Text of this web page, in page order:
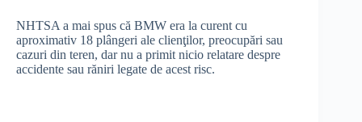
NHTSA a mai spus că BMW era la curent cu
aproximativ 18 plângeri ale clienţilor, preocupări sau
cazuri din teren, dar nu a primit nicio relatare despre
accidente sau răniri legate de acest risc.